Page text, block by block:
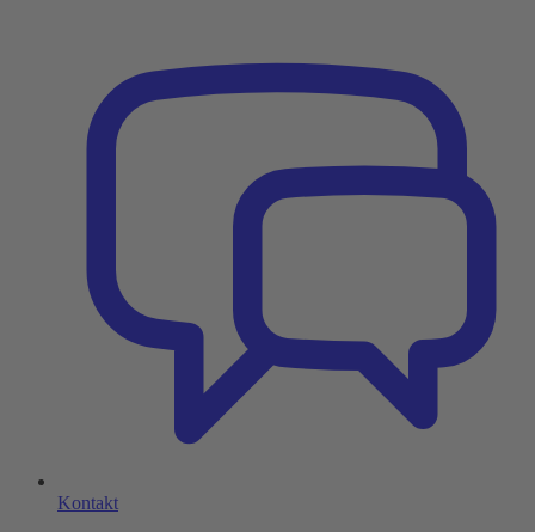
Kontakt